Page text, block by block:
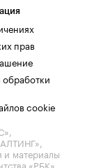
прав
cookie
материалы
«РБК»